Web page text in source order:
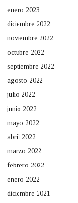
enero 2023
diciembre 2022
noviembre 2022
octubre 2022
septiembre 2022
agosto 2022
julio 2022
junio 2022
mayo 2022
abril 2022
marzo 2022
febrero 2022
enero 2022
diciembre 2021